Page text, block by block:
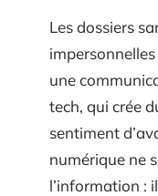
Les dossiers
une
tech, qui crée
sentiment
numérique ne
l’information :